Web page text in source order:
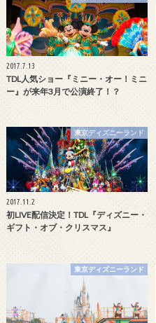
2017.7.13
TDL人気ショー『ミニー・オー！ミニ
ー』が来年3月で公演終了！？
東京ディズニーランド
2017.11.2
初LIVE配信決定！TDL『ディズニー・
ギフト・オブ・クリスマス』
東京ディズニーランド